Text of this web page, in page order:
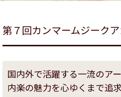
第７回カンマームジーク
国内外で活躍する一流のア
内楽の魅力を心ゆくまで追